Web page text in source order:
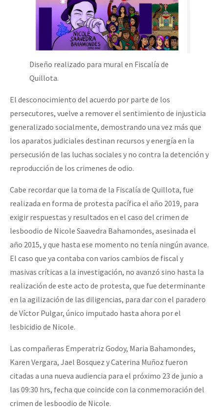
Diseño realizado para mural en Fiscalía de
Quillota.
El desconocimiento del acuerdo por parte de los
persecutores, vuelve a remover el sentimiento de injusticia
generalizado socialmente, demostrando una vez más que
los aparatos judiciales destinan recursos y energía en la
persecusión de las luchas sociales y no contra la detención y
reproducción de los crimenes de odio.
Cabe recordar que la toma de la Fiscalía de Quillota, fue
realizada en forma de protesta pacífica el año 2019, para
exigir respuestas y resultados en el caso del crimen de
lesboodio de Nicole Saavedra Bahamondes, asesinada el
año 2015, y que hasta ese momento no tenía ningún avance.
El caso que ya contaba con varios cambios de fiscal y
masivas críticas a la investigación, no avanzó sino hasta la
realización de este acto de protesta, que fue determinante
en la agilización de las diligencias, para dar con el paradero
de Víctor Pulgar, único imputado hasta ahora por el
lesbicidio de Nicole.
Las compañeras Emperatriz Godoy, Maria Bahamondes,
Karen Vergara, Jael Bosquez y Caterina Muñoz fueron
citadas a una nueva audiencia para el próximo 23 de junio a
las 09:30 hrs, fecha que coincide con la conmemoración del
crimen de lesboodio de Nicole.